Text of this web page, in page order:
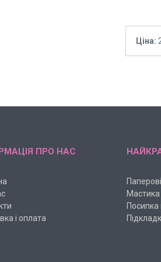
Ціна:
ПРО НАС
і оплата
Посипка